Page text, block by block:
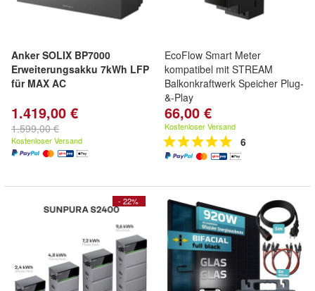
Anker SOLIX BP7000
Erweiterungsakku 7kWh LFP
für MAX AC
1.419,00 €
1.599,00 €
Kostenloser Versand
EcoFlow Smart Meter
kompatibel mit STREAM
Balkonkraftwerk Speicher Plug-
&-Play
66,00 €
Kostenloser Versand
6
- 22%